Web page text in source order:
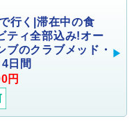
行く|滞在中の食
ティ全部込み!オー
ブのクラブメッド・
日間
円